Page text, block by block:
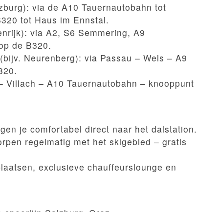
via de A10 Tauernautobahn tot
tot Haus im Ennstal.
via A2, S6 Semmering, A9
de B320.
Neurenberg): via Passau – Wels – A9
– A10 Tauernautobahn – knooppunt
je comfortabel direct naar het dalstation.
regelmatig met het skigebied – gratis
exclusieve chauffeurslounge en